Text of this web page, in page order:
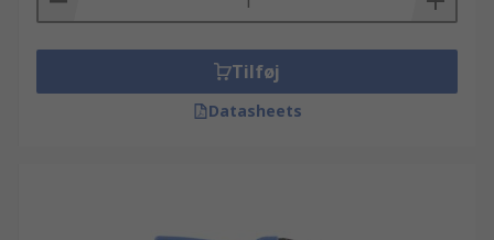
Tilføj
Datasheets